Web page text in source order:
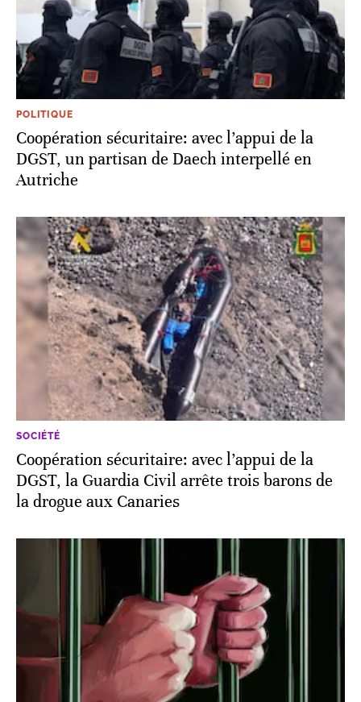
POLITIQUE
Coopération sécuritaire: avec l’appui de la
DGST, un partisan de Daech interpellé en
Autriche
SOCIÉTÉ
Coopération sécuritaire: avec l’appui de la
DGST, la Guardia Civil arrête trois barons de
la drogue aux Canaries